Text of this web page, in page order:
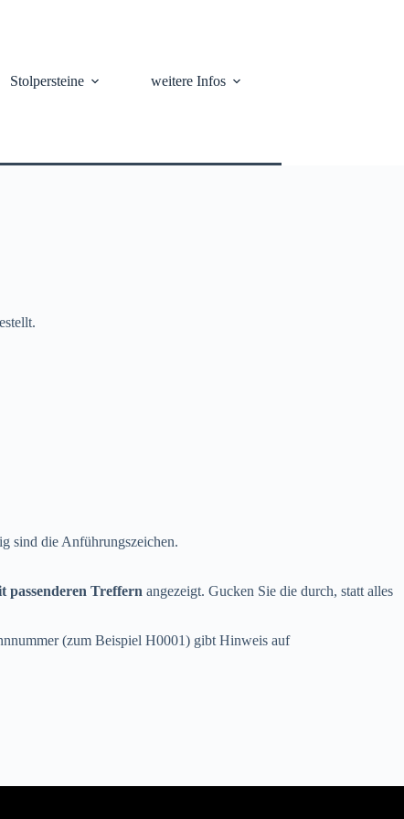
Stolpersteine weitere Infos
sind die Anführungszeichen.
passenderen Treffern angezeigt. Gucken Sie die durch, statt alles
(zum Beispiel H0001) gibt Hinweis auf